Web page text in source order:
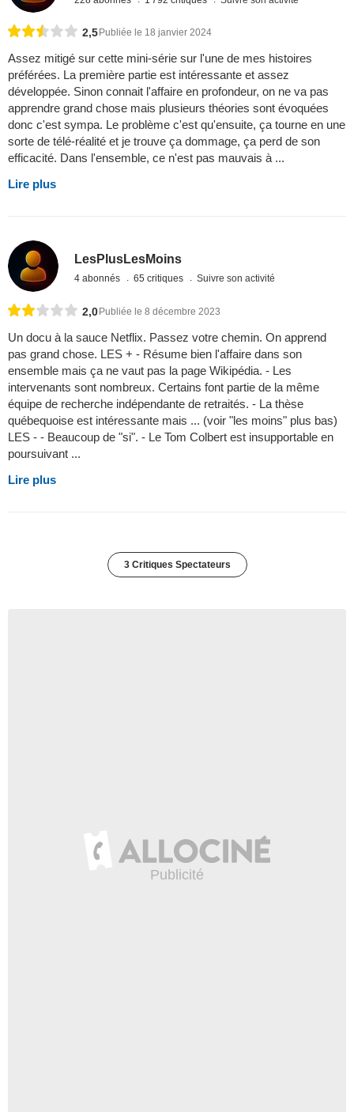
2,5 Publiée le 18 janvier 2024
Assez mitigé sur cette mini-série sur l'une de mes histoires
préférées. La première partie est intéressante et assez
développée. Sinon connait l'affaire en profondeur, on ne va pas
apprendre grand chose mais plusieurs théories sont évoquées
donc c'est sympa. Le problème c'est qu'ensuite, ça tourne en une
sorte de télé-réalité et je trouve ça dommage, ça perd de son
efficacité. Dans l'ensemble, ce n'est pas mauvais à ...
Lire plus
LesPlusLesMoins
4 abonnés 65 critiques Suivre son activité
2,0Publiée le 8 décembre 2023
Un docu à la sauce Netflix. Passez votre chemin. On apprend
pas grand chose. LES + - Résume bien l'affaire dans son
ensemble mais ça ne vaut pas la page Wikipédia. - Les
intervenants sont nombreux. Certains font partie de la même
équipe de recherche indépendante de retraités. - La thèse
québequoise est intéressante mais ... (voir "les moins" plus bas)
LES - - Beaucoup de "si". - Le Tom Colbert est insupportable en
poursuivant ...
Lire plus
3 Critiques Spectateurs